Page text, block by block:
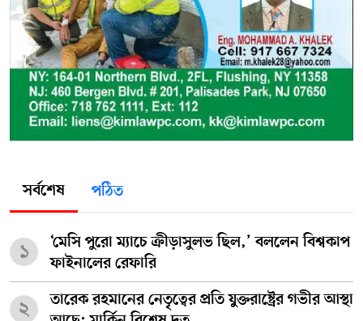
সর্বশেষ পঠিত
১
‘মেসি পুরো ম্যাচে ক্রীড়াসুলভ ছিল,’ বললেন বিশ্বকাপ
ফাইনালের রেফারি
২
তারেক রহমানের নেতৃত্বের প্রতি যুক্তরাষ্ট্রের গভীর আস্থা